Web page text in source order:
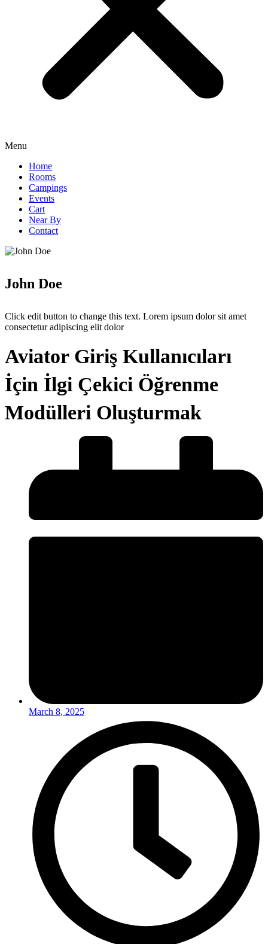
Menu
Home
Rooms
Campings
Events
Cart
Near By
Contact
John Doe
Click edit button to change this text. Lorem ipsum dolor sit amet
consectetur adipiscing elit dolor
Aviator Giriş Kullanıcıları
İçin İlgi Çekici Öğrenme
Modülleri Oluşturmak
March 8, 2025